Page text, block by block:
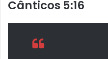
Cânticos 5:16